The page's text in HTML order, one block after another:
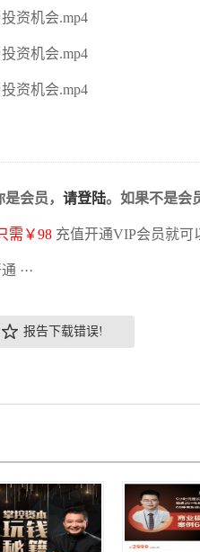
资机会.mp4
资机会.mp4
资机会.mp4
会员， 请登陆。如果不是会
需￥98 充值开通VIP会员就可
···
报告下载错误!